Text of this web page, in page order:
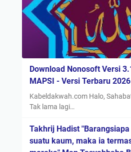
Download Nonosoft Versi
MAPSI - Versi Terbaru 2026
Kabeldakwah.com Halo,
Tak lama lagi…
Takhrij Hadist
suatu kaum, maka ia